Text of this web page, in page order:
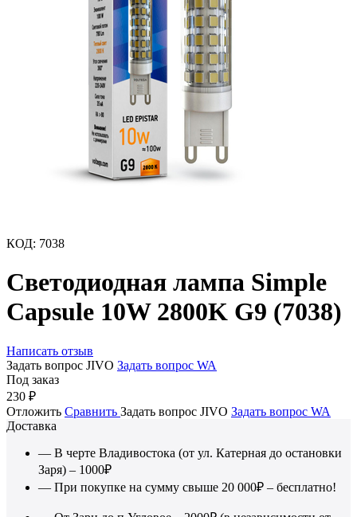
КОД: 7038
Светодиодная лампа Simple
Capsule 10W 2800K G9 (7038)
Написать отзыв
Задать вопрос JIVO Задать вопрос WA
Под заказ
230 ₽
Отложить Сравнить Задать вопрос JIVO Задать вопрос WA
Доставка
— В черте Владивостока (от ул. Катерная до остановки
Заря) – 1000₽
— При покупке на сумму свыше 20 000₽ – бесплатно!